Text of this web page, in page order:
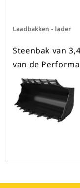
Laadbakken - lader
Steenbak van
van de